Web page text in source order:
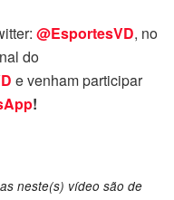
@EsportesVD, no
do
e venham participar
!
neste(s) vídeo são de